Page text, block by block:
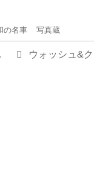
の名車 写真蔵
ション】 ウォッシュ&